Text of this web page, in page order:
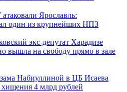
Ярославль:
один из крупнейших НПЗ
экс-депутат Харадизе
вышла на свободу прямо в зале
Набиуллиной в ЦБ Исаева
4 млрд рублей